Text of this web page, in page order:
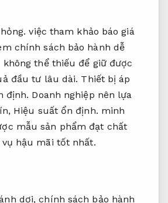
việc tham khảo báo giá
chính sách bảo hành dễ
thể thiếu để giữ được
đầu tư lâu dài. Thiết bị áp
định. Doanh nghiệp nên lựa
Hiệu suất ổn định. minh
mẫu sản phẩm đạt chất
hậu mãi tốt nhất.